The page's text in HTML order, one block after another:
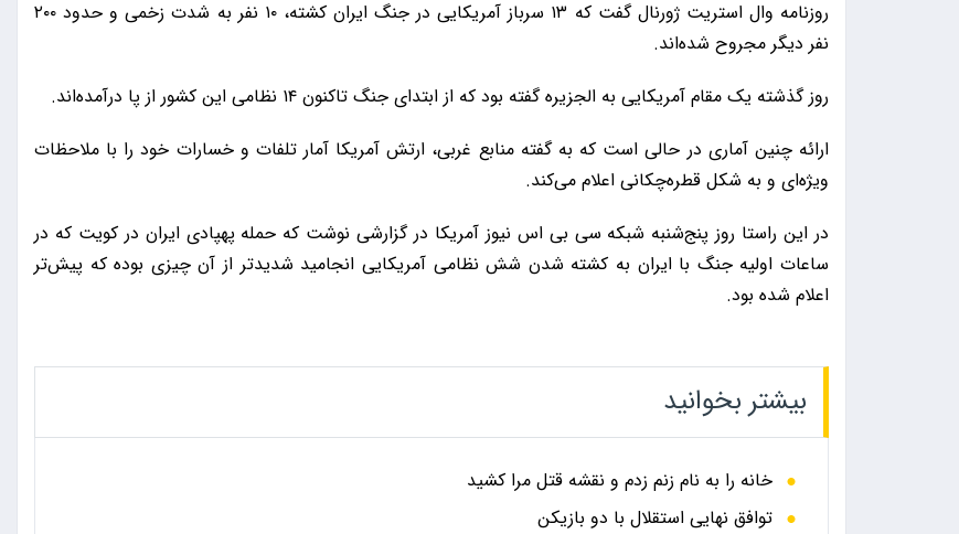
روزنامه وال استریت ژورنال گفت که ۱۳ سرباز آمریکایی در جنگ ایران کشته، ۱۰ نفر به شدت زخمی و حدود ۲۰۰
نفر دیگر مجروح شده‌اند.
روز گذشته یک مقام آمریکایی به الجزیره گفته بود که از ابتدای جنگ تاکنون ۱۴ نظامی این کشور از پا درآمده‌اند.
ارائه چنین آماری در حالی است که به گفته منابع غربی، ارتش آمریکا آمار تلفات و خسارات خود را با ملاحظات
ویژه‌ای و به شکل قطره‌چکانی اعلام می‌کند.
در این راستا روز پنج‌شنبه شبکه سی بی اس نیوز آمریکا در گزارشی نوشت که حمله پهپادی ایران در کویت که در
ساعات اولیه جنگ با ایران به کشته شدن شش نظامی آمریکایی انجامید شدیدتر از آن چیزی بوده که پیش‌تر
اعلام شده بود.
بیشتر بخوانید
خانه را به نام زنم زدم و نقشه قتل مرا کشید
توافق نهایی استقلال با دو بازیکن